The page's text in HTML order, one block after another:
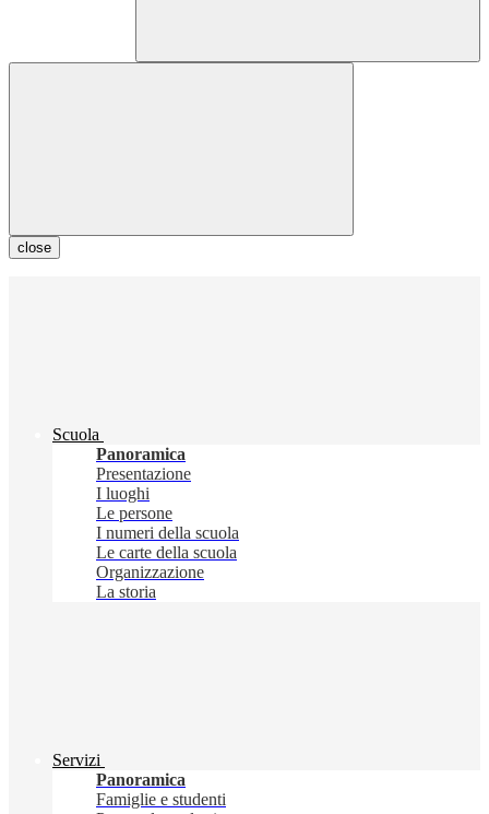
close
Scuola
Panoramica
Presentazione
I luoghi
Le persone
I numeri della scuola
Le carte della scuola
Organizzazione
La storia
Servizi
Panoramica
Famiglie e studenti